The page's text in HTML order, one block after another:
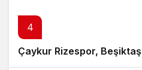
4
Çaykur Rizespor,